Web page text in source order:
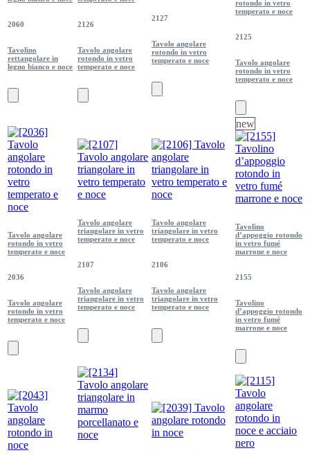
2060
Tavolino
rettangolare in
legno bianco e noce
2126
Tavolo angolare
rotondo in vetro
temperato e noce
2127
Tavolo angolare
rotondo in vetro
temperato e noce
rotondo in vetro
temperato e noce
2125
Tavolo angolare
rotondo in vetro
temperato e noce
Tavolo angolare
rotondo in vetro
temperato e noce
2036
Tavolo angolare
rotondo in vetro
temperato e noce
Tavolo angolare
triangolare in vetro
temperato e noce
2107
Tavolo angolare
triangolare in vetro
temperato e noce
Tavolo angolare
triangolare in vetro
temperato e noce
2106
Tavolo angolare
triangolare in vetro
temperato e noce
new
Tavolino
d’appoggio rotondo
in vetro fumé
marrone e noce
2155
Tavolino
d’appoggio rotondo
in vetro fumé
marrone e noce